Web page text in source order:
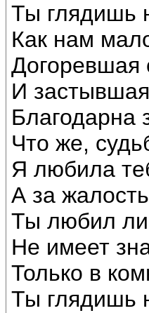
Ты глядишь
Как нам
Догоревшая
И
Благодарна
Что же,
Я любила
А за
Ты любил
Не имеет
Только в
Ты глядишь